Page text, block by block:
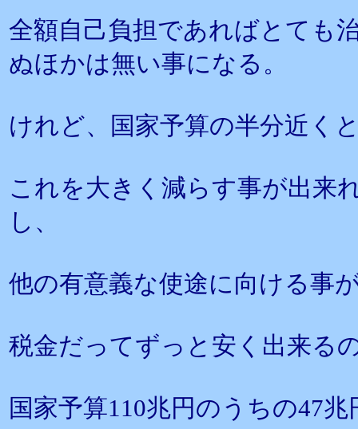
全額自己負担であればとても
ぬほかは無い事になる。
けれど、国家予算の半分近く
これを大きく減らす事が出来
し、
他の有意義な使途に向ける事
税金だってずっと安く出来る
国家予算110兆円のうちの47